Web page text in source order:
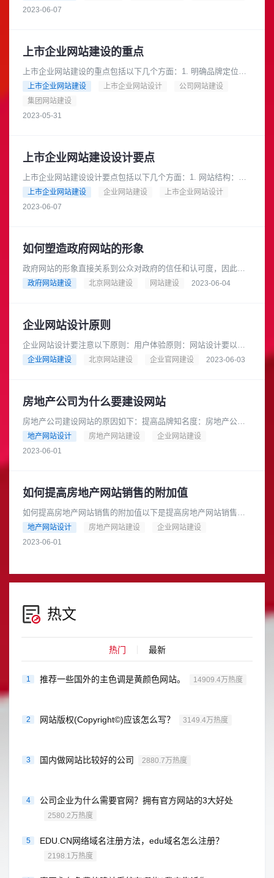
和形象，便于用户浏览和使用......
2023-06-07
上市企业网站建设的重点
上市企业网站建设的重点包括以下几个方面：1. 明确品牌定位：
网站需要清晰地表达企业的品牌定位，传达企业的核心价值和竞
争优势。2. 提供详细的......
上市企业网站建设 上市企业网站设计
公司网站建设
集团网站建设
2023-05-31
上市企业网站建设设计要点
上市企业网站建设设计要点包括以下几个方面：1. 网站结构：网
站应该设计清晰的结构，便于用户快速找到所需信息。可以采用
导航栏、面包屑导航等方式......
上市企业网站建设 企业网站建设
上市企业网站设计
2023-06-07
如何塑造政府网站的形象
政府网站的形象直接关系到公众对政府的信任和认可度，因此塑
造政府网站的形象非常重要。以下是几个建议：1. 网站设计：政
政府网站建设 北京网站建设 网站建设 2023-06-04
企业网站设计原则
企业网站设计要注意以下原则：用户体验原则：网站设计要以用
户为中心，注重用户体验，提供易用性和可访问性，让用户能够
企业网站建设 北京网站建设 企业官网建设 2023-06-03
房地产公司为什么要建设网站
房地产公司建设网站的原因如下：提高品牌知名度：房地产公司
可以通过网站宣传自己的品牌形象和特点，提高品牌知名度，增
加曝光率。增加销售渠道：房地......
地产网站设计 房地产网站建设
企业网站建设
2023-06-01
如何提高房地产网站销售的附加值
如何提高房地产网站销售的附加值以下是提高房地产网站销售的
附加值的几个方法：提供专业的房产知识：网站可以提供一些专
业的房产知识，比如税收政策、......
地产网站设计 房地产网站建设
企业网站建设
2023-06-01
热文
热门 最新
1 推荐一些国外的主色调是黄颜色网站。 14909.4万热度
2 网站版权(Copyright©)应该怎么写？ 3149.4万热度
3 国内做网站比较好的公司 2880.7万热度
4 公司企业为什么需要官网？拥有官方网站的3大好处
2580.2万热度
5 EDU.CN网络域名注册方法，edu域名怎么注册？
2198.1万热度